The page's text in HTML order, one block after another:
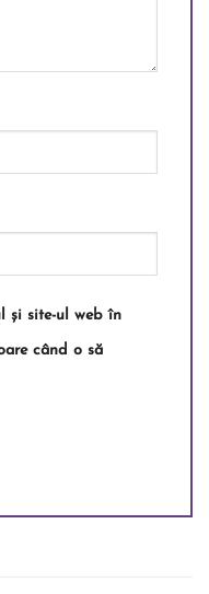
și site-ul web în
când o să